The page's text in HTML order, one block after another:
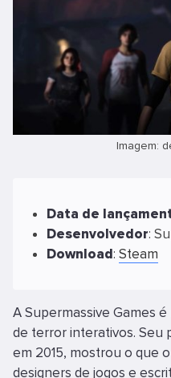
Imagem:
Data de
Desenvolvedor:
Download: Steam
A Supermassive Games
de terror interativos. Seu
em 2015, mostrou o que
designers de jogos e